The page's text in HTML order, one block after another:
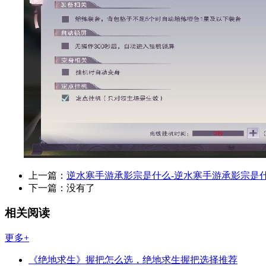
上一篇： 逆水寒手游承影宗是什么-逆水寒手游承影宗是
下一篇： 没有了
相关阅读
更多+
《绝地求生》握把怎么选，绝地求生握把选择推荐